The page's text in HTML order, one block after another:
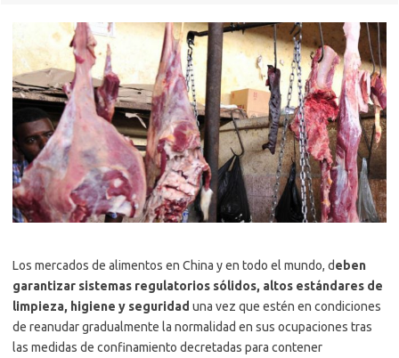
Los mercados de alimentos en China y en todo el mundo, deben
garantizar sistemas regulatorios sólidos, altos estándares de
limpieza, higiene y seguridad una vez que estén en condiciones
de reanudar gradualmente la normalidad en sus ocupaciones tras
las medidas de confinamiento decretadas para contener